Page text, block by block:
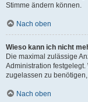
Stimme ändern können.
Nach oben
Wieso kann ich nicht
Die maximal zulässige
Administration
zugelassen zu
Nach oben